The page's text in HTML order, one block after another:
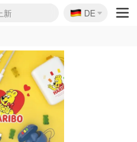
新
大促
失效
外叠85折
日更新
+叠9折
🇩🇪
DE